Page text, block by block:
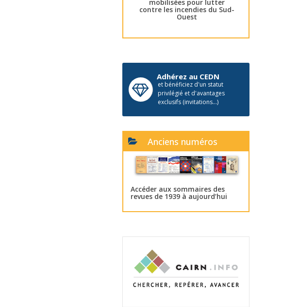
mobilisées pour lutter
contre les incendies du Sud-
Ouest
Adhérez au CEDN
et bénéficiez d'un statut
privilégié et d'avantages
exclusifs (invitations...)
Anciens numéros
Accéder aux sommaires des
revues de 1939 à aujourd’hui